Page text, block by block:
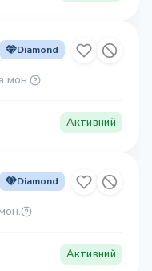
Diamond
мон.
Активний
Diamond
Активний